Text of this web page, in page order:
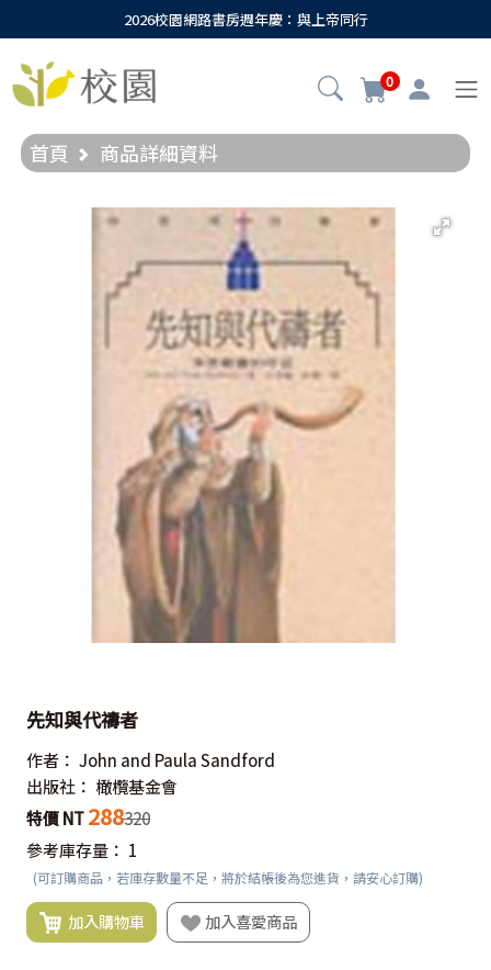
2026校園網路書房週年慶：與上帝同行
0
首頁 商品詳細資料
先知與代禱者
作者： John and Paula Sandford
出版社： 橄欖基金會
特價 NT 288320
參考庫存量： 1
(可訂購商品，若庫存數量不足，將於結帳後為您進貨，請安心訂購)
加入購物車 加入喜愛商品